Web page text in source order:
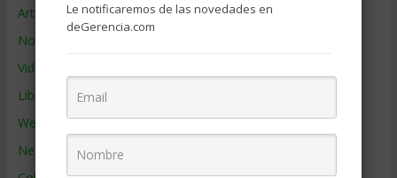
Artículos de Gerencia
Noticias de Gerencia
Videos de Gerencia
Libros de Gerencia
Webs de Gerencia
Negocios por País
Le notificaremos de las novedades en
deGerencia.com